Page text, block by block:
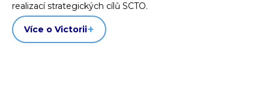
realizací strategických cílů SCTO.
Více o Victorii